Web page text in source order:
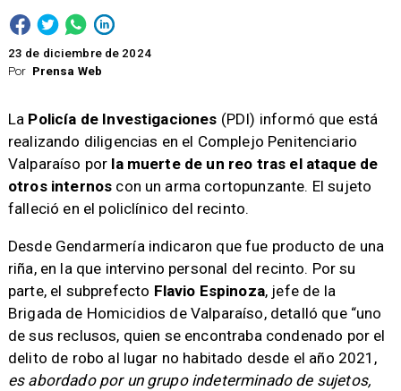
Por Prensa Web
23 de diciembre de 2024
La Policía de Investigaciones (PDI) informó que está
realizando diligencias en el Complejo Penitenciario
Valparaíso por la muerte de un reo tras el ataque de
otros internos con un arma cortopunzante. El sujeto
falleció en el policlínico del recinto.
Desde Gendarmería indicaron que fue producto de una
riña, en la que intervino personal del recinto. Por su
parte, el subprefecto Flavio Espinoza, jefe de la
Brigada de Homicidios de Valparaíso, detalló que “uno
de sus reclusos, quien se encontraba condenado por el
delito de robo al lugar no habitado desde el año 2021,
es abordado por un grupo indeterminado de sujetos,